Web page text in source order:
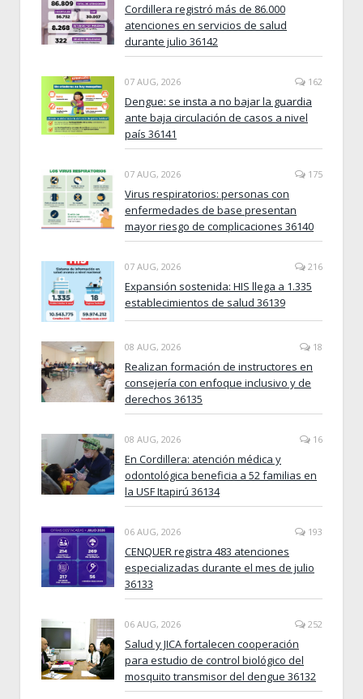
Cordillera registró más de 86.000
atenciones en servicios de salud
durante julio 36142
07 AUG, 2026 162
Dengue: se insta a no bajar la guardia
ante baja circulación de casos a nivel
país 36141
07 AUG, 2026 175
Virus respiratorios: personas con
enfermedades de base presentan
mayor riesgo de complicaciones 36140
07 AUG, 2026 216
Expansión sostenida: HIS llega a 1.335
establecimientos de salud 36139
08 AUG, 2026 18
Realizan formación de instructores en
consejería con enfoque inclusivo y de
derechos 36135
08 AUG, 2026 16
En Cordillera: atención médica y
odontológica beneficia a 52 familias en
la USF Itapirú 36134
06 AUG, 2026 193
CENQUER registra 483 atenciones
especializadas durante el mes de julio
36133
06 AUG, 2026 252
Salud y JICA fortalecen cooperación
para estudio de control biológico del
mosquito transmisor del dengue 36132